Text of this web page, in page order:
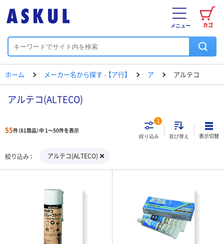
カゴ
メニュー
ホーム メーカー名から探す - 【ア行】 ア アルテコ
アルテコ(ALTECO)
55件（81商品）中 1～50件を表示
絞り込み
1
並び替え 表示切替
絞り込み アルテコ(ALTECO)